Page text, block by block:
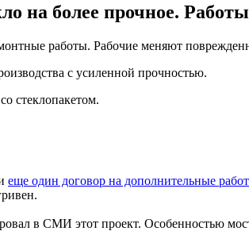
на более прочное.
работы. Рабочие меняют
с усиленной прочностью.
стеклопакетом.
еще один договор на дополнительные
в СМИ этот проект. Особенностью